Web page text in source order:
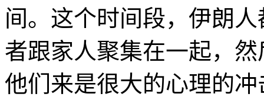
间。这个时间段，伊朗
者跟家人聚集在一起，
他们来是很大的心理的